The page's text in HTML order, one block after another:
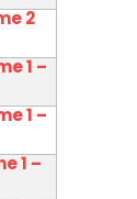
2
1 –
1 –
1 –